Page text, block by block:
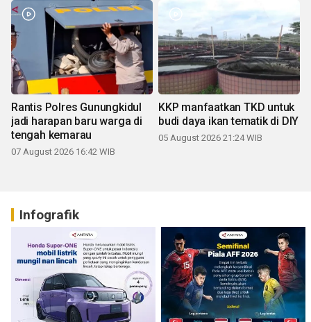
Rantis Polres Gunungkidul
jadi harapan baru warga di
tengah kemarau
07 August 2026 16:42 WIB
KKP manfaatkan TKD untuk
budi daya ikan tematik di DIY
05 August 2026 21:24 WIB
Infografik